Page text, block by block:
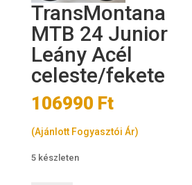
TransMontana
MTB 24 Junior
Leány Acél
celeste/fekete
106990 Ft
(Ajánlott Fogyasztói Ár)
5 készleten